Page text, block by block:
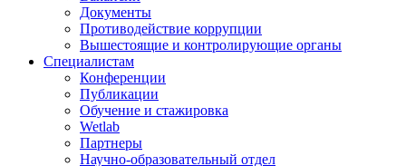
Документы
Противодействие коррупции
Вышестоящие и контролирующие органы
Специалистам
Конференции
Публикации
Обучение и стажировка
Wetlab
Партнеры
Научно-образовательный отдел